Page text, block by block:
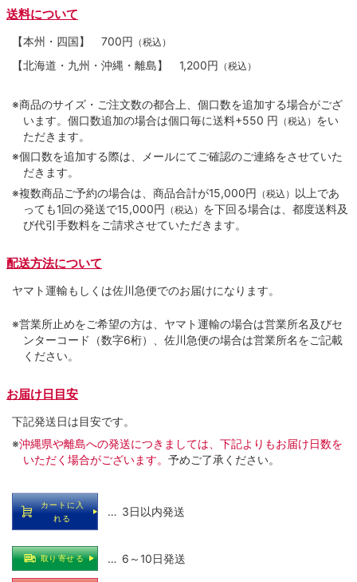
送料について
【本州・四国】 700円 （税込）
【北海道・九州・沖縄・離島】 1,200円 （税込）
※商品のサイズ・ご注文数の都合上、個口数を追加する場合がござ
います。個口数追加の場合は個口毎に送料+550 円 （税込） をい
ただきます。
※個口数を追加する際は、メールにてご確認のご連絡をさせていた
だきます。
※複数商品ご予約の場合は、商品合計が15,000円 （税込） 以上であ
っても1回の発送で15,000円 （税込） を下回る場合は、都度送料及
び代引手数料をご請求させていただきます。
配送方法について
ヤマト運輸もしくは佐川急便でのお届けになります。
※営業所止めをご希望の方は、ヤマト運輸の場合は営業所名及びセ
ンターコード（数字6桁）、佐川急便の場合は営業所名をご記載
ください。
お届け日目安
下記発送日は目安です。
※沖縄県や離島への発送につきましては、下記よりもお届け日数を
いただく場合がございます。 予めご了承ください。
カートに入
れる
… 3日以内発送
取り寄せる … 6～10日発送